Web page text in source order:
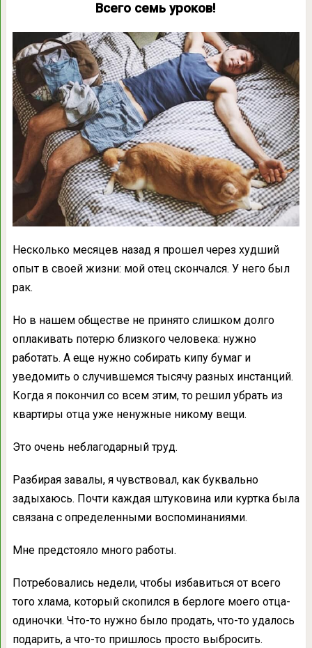
Всего семь уроков!
Несколько месяцев назад я прошел через худший
опыт в своей жизни: мой отец скончался. У него был
рак.
Но в нашем обществе не принято слишком долго
оплакивать потерю близкого человека: нужно
работать. А еще нужно собирать кипу бумаг и
уведомить о случившемся тысячу разных инстанций.
Когда я покончил со всем этим, то решил убрать из
квартиры отца уже ненужные никому вещи.
Это очень неблагодарный труд.
Разбирая завалы, я чувствовал, как буквально
задыхаюсь. Почти каждая штуковина или куртка была
связана с определенными воспоминаниями.
Мне предстояло много работы.
Потребовались недели, чтобы избавиться от всего
того хлама, который скопился в берлоге моего отца-
одиночки. Что-то нужно было продать, что-то удалось
подарить, а что-то пришлось просто выбросить.